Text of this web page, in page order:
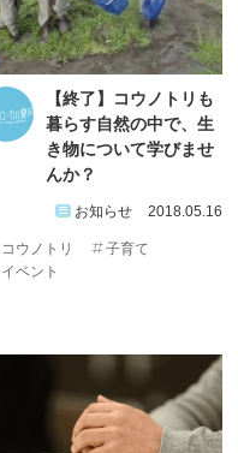
【終了】コウノトリも
暮らす自然の中で、生
き物について学びませ
んか？
お知らせ 2018.05.16
コウノトリ
子育て
イベント